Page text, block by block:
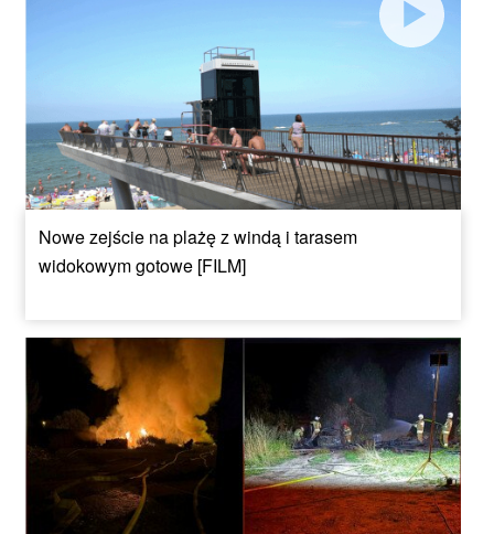
Nowe zejście na plażę z windą i tarasem
widokowym gotowe [FILM]